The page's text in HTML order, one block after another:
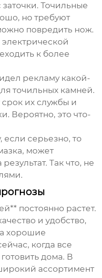
Точильные
но требуют
повредить нож.
к более
рекламу какой-
точильных камней.
срок их службы и
Вероятно, это что-
серьезно, то
может
Так что, не
постоянно растет.
и удобство,
хорошие
когда все
дома. В
ассортимент